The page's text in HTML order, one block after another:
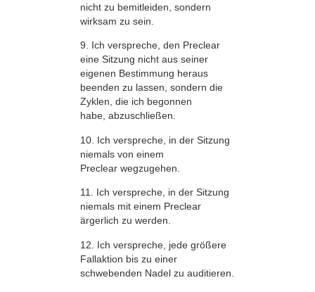
nicht zu bemitleiden, sondern
wirksam zu sein.
9. Ich verspreche, den Preclear
eine Sitzung nicht aus seiner
eigenen Bestimmung heraus
beenden zu lassen, sondern die
Zyklen, die ich begonnen
habe, abzuschließen.
10. Ich verspreche, in der Sitzung
niemals von einem
Preclear wegzugehen.
11. Ich verspreche, in der Sitzung
niemals mit einem Preclear
ärgerlich zu werden.
12. Ich verspreche, jede größere
Fallaktion bis zu einer
schwebenden Nadel zu auditieren.